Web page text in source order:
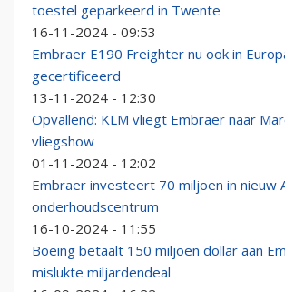
toestel geparkeerd in Twente
16-11-2024 - 09:53
Embraer E190 Freighter nu ook in
gecertificeerd
13-11-2024 - 12:30
Opvallend: KLM vliegt Embraer naar
vliegshow
01-11-2024 - 12:02
Embraer investeert 70 miljoen in nieuw
onderhoudscentrum
16-10-2024 - 11:55
Boeing betaalt 150 miljoen dollar aan
mislukte miljardendeal